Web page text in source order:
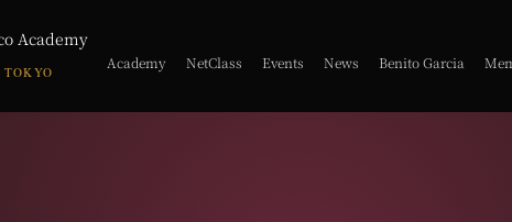
Academy
Academy NetClass Events News Benito Garcia